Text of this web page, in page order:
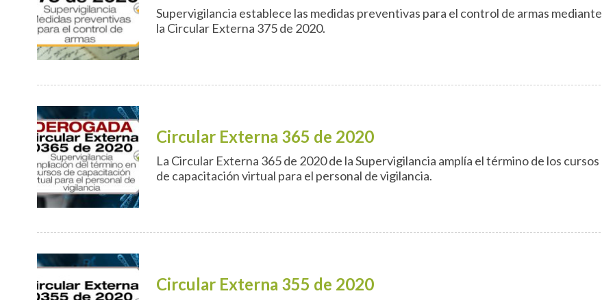
Supervigilancia establece las medidas preventivas para el control de armas mediante
la Circular Externa 375 de 2020.
Circular Externa 365 de 2020
La Circular Externa 365 de 2020 de la Supervigilancia amplía el término de los cursos
de capacitación virtual para el personal de vigilancia.
Circular Externa 355 de 2020